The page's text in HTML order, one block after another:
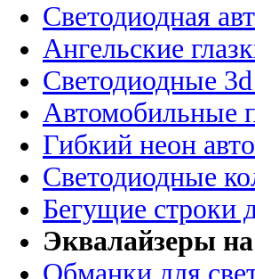
Светодиодная
Ангельские
Светодиодные
Автомобильные
Гибкий неон
Светодиодные
Бегущие строки
Эквалайзеры